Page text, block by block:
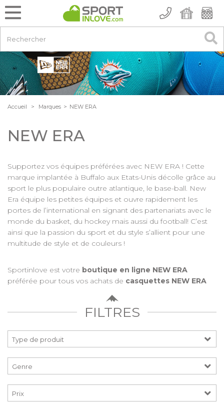
Accueil > Marques > NEW ERA
NEW ERA
Supportez vos équipes préférées avec NEW ERA ! Cette
marque implantée à Buffalo aux Etats-Unis décolle grâce au
sport le plus populaire outre atlantique, le base-ball. New
Era équipe les petites équipes et ouvre rapidement les
portes de l’international en signant des partenariats avec le
monde du basket, du hockey mais aussi du football! C’est
ainsi que la passion du sport et du style s’allient pour une
multitude de style et de couleurs !
Sportinlove est votre boutique en ligne NEW ERA
préférée pour tous vos achats de casquettes NEW ERA
FILTRES
Prix